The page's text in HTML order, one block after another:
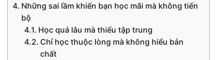
Những sai lầm khiến bạn học mãi mà không tiến
bộ
Học quá lâu mà thiếu tập trung
Chỉ học thuộc lòng mà không hiểu bản
chất